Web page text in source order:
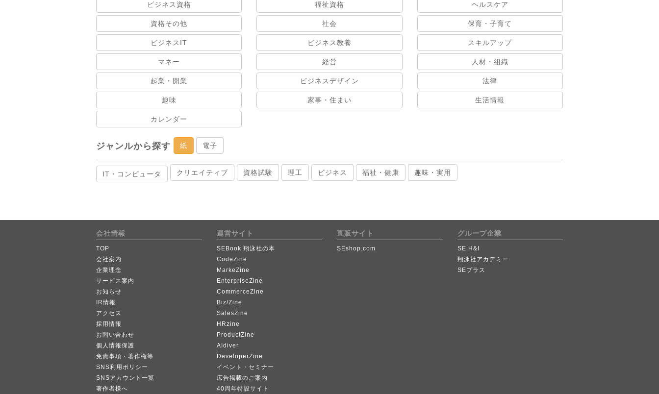
ビジネス資格 福祉資格 ヘルスケア
資格その他 社会 保育・子育て
ビジネスIT ビジネス教養 スキルアップ
マネー 経営 人材・組織
起業・開業 ビジネスデザイン 法律
趣味 家事・住まい 生活情報
カレンダー
ジャンルから探す 紙 電子
IT・コンピュータ クリエイティブ 資格試験 理工 ビジネス 福祉・健康 趣味・実用
会社情報
TOP
会社案内
企業理念
サービス案内
お知らせ
IR情報
アクセス
採用情報
お問い合わせ
個人情報保護
免責事項・著作権等
SNS利用ポリシー
SNSアカウント一覧
著作者様へ
運営サイト
SEBook 翔泳社の本
CodeZine
MarkeZine
EnterpriseZine
CommerceZine
Biz/Zine
SalesZine
HRzine
ProductZine
AIdiver
DeveloperZine
イベント・セミナー
広告掲載のご案内
40周年特設サイト
直販サイト
SEshop.com
グループ企業
SE H&I
翔泳社アカデミー
SEプラス